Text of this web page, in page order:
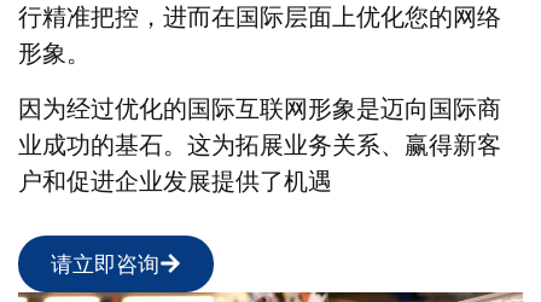
行精准把控，进而在国际层面上优化您的网络
形象。
因为经过优化的国际互联网形象是迈向国际商
业成功的基石。这为拓展业务关系、赢得新客
户和促进企业发展提供了机遇
请立即咨询